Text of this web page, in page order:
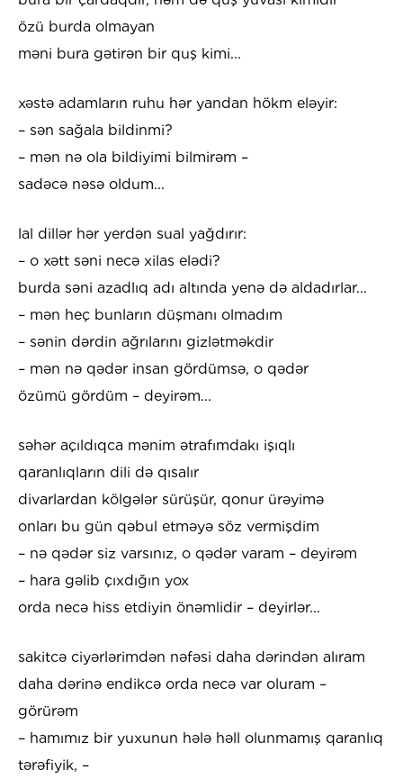
özü burda olmayan
məni bura gətirən bir quş kimi...
xəstə adamların ruhu hər yandan hökm eləyir:
– sən sağala bildinmi?
– mən nə ola bildiyimi bilmirəm –
sadəcə nəsə oldum...
lal dillər hər yerdən sual yağdırır:
– o xətt səni necə xilas elədi?
burda səni azadlıq adı altında yenə də aldadırlar...
– mən heç bunların düşmanı olmadım
– sənin dərdin ağrılarını gizlətməkdir
– mən nə qədər insan gördümsə, o qədər
özümü gördüm – deyirəm...
səhər açıldıqca mənim ətrafımdakı işıqlı
qaranlıqların dili də qısalır
divarlardan kölgələr sürüşür, qonur ürəyimə
onları bu gün qəbul etməyə söz vermişdim
– nə qədər siz varsınız, o qədər varam – deyirəm
– hara gəlib çıxdığın yox
orda necə hiss etdiyin önəmlidir – deyirlər...
sakitcə ciyərlərimdən nəfəsi daha dərindən alıram
daha dərinə endikcə orda necə var oluram –
görürəm
– hamımız bir yuxunun hələ həll olunmamış qaranlıq
tərəfiyik, –